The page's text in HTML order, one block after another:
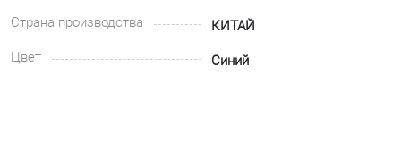
Страна производства
КИТАЙ
Цвет
Синий